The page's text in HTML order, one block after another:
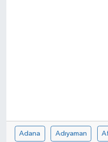
Adana Adıyaman